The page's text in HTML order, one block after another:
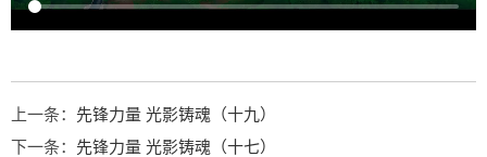
上一条： 先锋力量 光影铸魂（十九）
下一条： 先锋力量 光影铸魂（十七）